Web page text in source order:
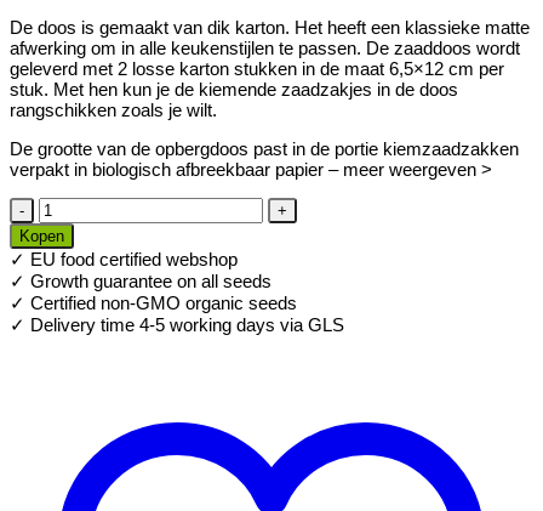
De doos is gemaakt van dik karton. Het heeft een klassieke matte
afwerking om in alle keukenstijlen te passen. De zaaddoos wordt
geleverd met 2 losse karton stukken in de maat 6,5×12 cm per
stuk. Met hen kun je de kiemende zaadzakjes in de doos
rangschikken zoals je wilt.
De grootte van de opbergdoos past in de portie kiemzaadzakken
verpakt in biologisch afbreekbaar papier – meer weergeven >
Magnetische
klep
voor
zaadopslagbox
aantal
Kopen
✓ EU food certified webshop
✓ Growth guarantee on all seeds
✓ Certified non-GMO organic seeds
✓ Delivery time 4-5 working days via GLS